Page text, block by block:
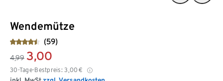
Wendemütze
(59)
4,99 3,00
30-Tage-Bestpreis: 3,00 €